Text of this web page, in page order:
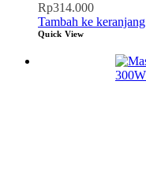
Rp314.000
Tambah ke keranjang
Quick View